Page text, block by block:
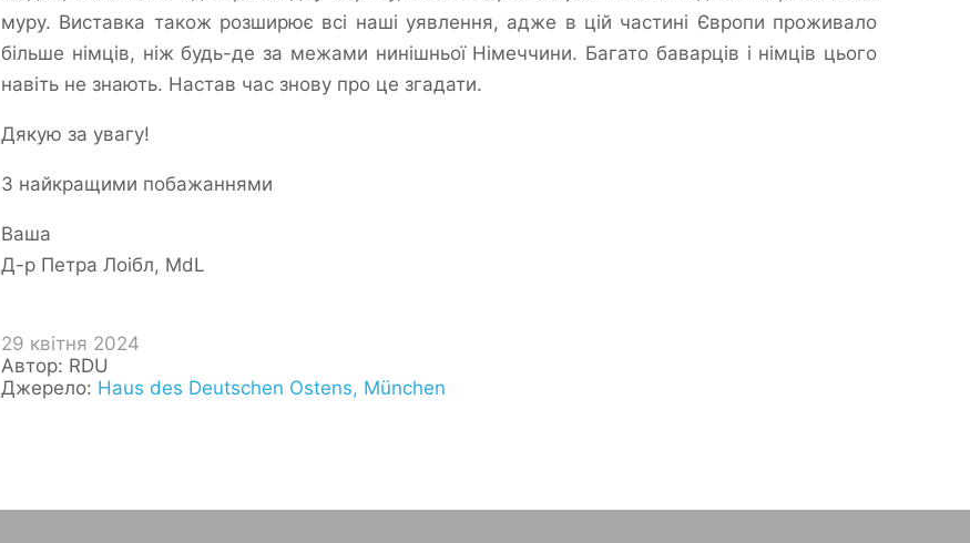
муру. Виставка також розширює всі наші уявлення, адже в цій частині Європи проживало
більше німців, ніж будь-де за межами нинішньої Німеччини. Багато баварців і німців цього
навіть не знають. Настав час знову про це згадати.
Дякую за увагу!
З найкращими побажаннями
Ваша
Д-р Петра Лоібл, MdL
29 квітня 2024
Автор: RDU
Джерело: Haus des Deutschen Ostens, München